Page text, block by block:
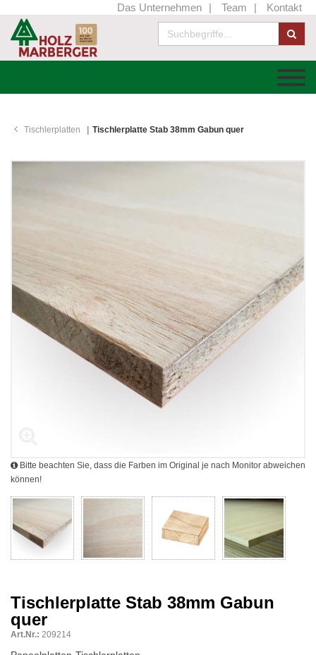
Das Unternehmen Team Kontakt
Tischlerplatten Tischlerplatte Stab 38mm Gabun quer
Bitte beachten Sie, dass die Farben im Original je nach Monitor abweichen
können!
Tischlerplatte Stab 38mm Gabun
quer
Art.Nr.: 209214